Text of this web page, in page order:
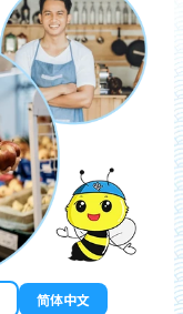
简体中文